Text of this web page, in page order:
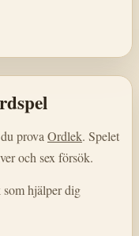
prova Ordlek. Spelet
och sex försök.
hjälper dig